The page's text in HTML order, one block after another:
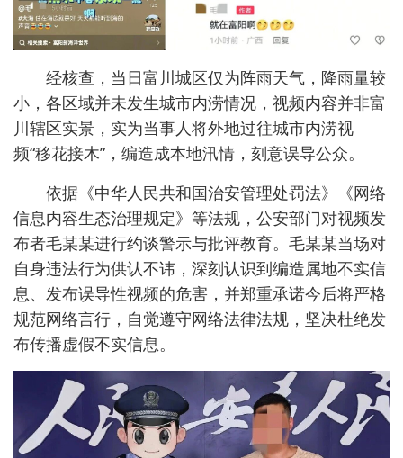
经核查，当日富川城区仅为阵雨天气，降雨量较
小，各区域并未发生城市内涝情况，视频内容并非富
川辖区实景，实为当事人将外地过往城市内涝视
频“移花接木”，编造成本地汛情，刻意误导公众。
依据《中华人民共和国治安管理处罚法》《网络
信息内容生态治理规定》等法规，公安部门对视频发
布者毛某某进行约谈警示与批评教育。毛某某当场对
自身违法行为供认不讳，深刻认识到编造属地不实信
息、发布误导性视频的危害，并郑重承诺今后将严格
规范网络言行，自觉遵守网络法律法规，坚决杜绝发
布传播虚假不实信息。